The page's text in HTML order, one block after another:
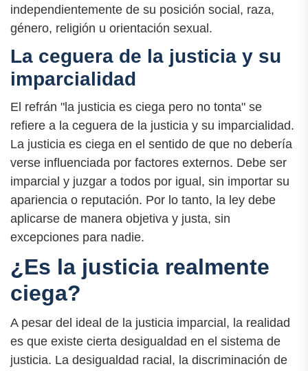
independientemente de su posición social, raza,
género, religión u orientación sexual.
La ceguera de la justicia y su
imparcialidad
El refrán "la justicia es ciega pero no tonta" se
refiere a la ceguera de la justicia y su imparcialidad.
La justicia es ciega en el sentido de que no debería
verse influenciada por factores externos. Debe ser
imparcial y juzgar a todos por igual, sin importar su
apariencia o reputación. Por lo tanto, la ley debe
aplicarse de manera objetiva y justa, sin
excepciones para nadie.
¿Es la justicia realmente
ciega?
A pesar del ideal de la justicia imparcial, la realidad
es que existe cierta desigualdad en el sistema de
justicia. La desigualdad racial, la discriminación de